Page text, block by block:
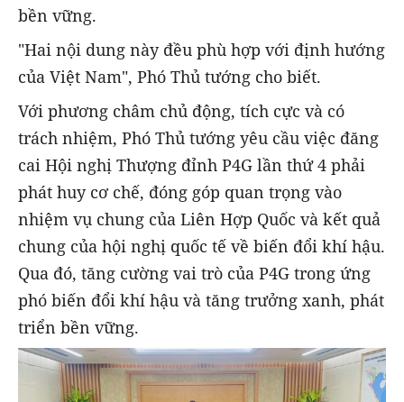
bền vững.
"Hai nội dung này đều phù hợp với định hướng
của Việt Nam", Phó Thủ tướng cho biết.
Với phương châm chủ động, tích cực và có
trách nhiệm, Phó Thủ tướng yêu cầu việc đăng
cai Hội nghị Thượng đỉnh P4G lần thứ 4 phải
phát huy cơ chế, đóng góp quan trọng vào
nhiệm vụ chung của Liên Hợp Quốc và kết quả
chung của hội nghị quốc tế về biến đổi khí hậu.
Qua đó, tăng cường vai trò của P4G trong ứng
phó biến đổi khí hậu và tăng trưởng xanh, phát
triển bền vững.